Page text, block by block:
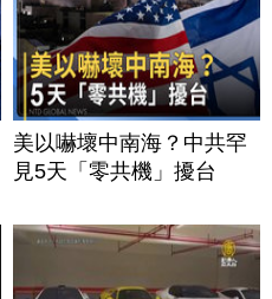
美以嚇壞中南海？中共罕
見5天「零共機」擾台